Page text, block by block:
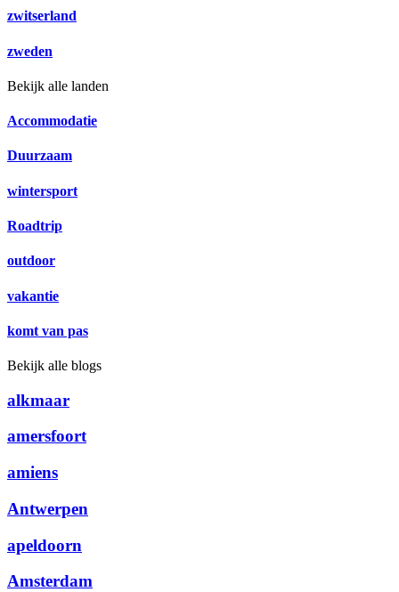
zwitserland
zweden
Bekijk alle landen
Accommodatie
Duurzaam
wintersport
Roadtrip
outdoor
vakantie
komt van pas
Bekijk alle blogs
alkmaar
amersfoort
amiens
Antwerpen
apeldoorn
Amsterdam